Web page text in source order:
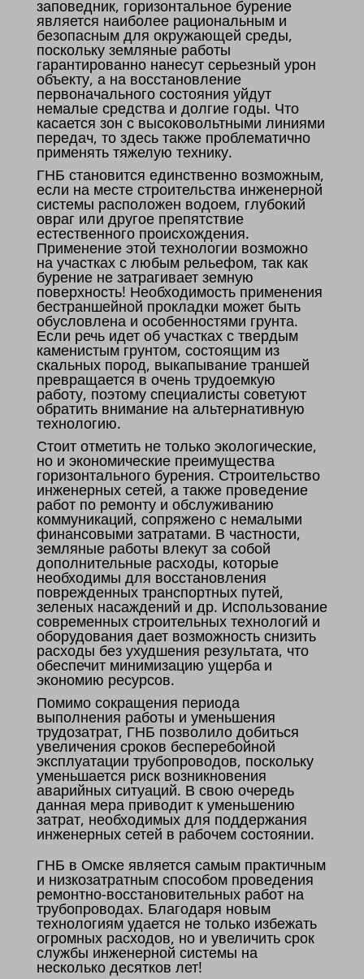
заповедник, горизонтальное бурение
является наиболее рациональным и
безопасным для окружающей среды,
поскольку земляные работы
гарантированно нанесут серьезный урон
объекту, а на восстановление
первоначального состояния уйдут
немалые средства и долгие годы. Что
касается зон с высоковольтными линиями
передач, то здесь также проблематично
применять тяжелую технику.
ГНБ становится единственно возможным,
если на месте строительства инженерной
системы расположен водоем, глубокий
овраг или другое препятствие
естественного происхождения.
Применение этой технологии возможно
на участках с любым рельефом, так как
бурение не затрагивает земную
поверхность! Необходимость применения
бестраншейной прокладки может быть
обусловлена и особенностями грунта.
Если речь идет об участках с твердым
каменистым грунтом, состоящим из
скальных пород, выкапывание траншей
превращается в очень трудоемкую
работу, поэтому специалисты советуют
обратить внимание на альтернативную
технологию.
Стоит отметить не только экологические,
но и экономические преимущества
горизонтального бурения. Строительство
инженерных сетей, а также проведение
работ по ремонту и обслуживанию
коммуникаций, сопряжено с немалыми
финансовыми затратами. В частности,
земляные работы влекут за собой
дополнительные расходы, которые
необходимы для восстановления
поврежденных транспортных путей,
зеленых насаждений и др. Использование
современных строительных технологий и
оборудования дает возможность снизить
расходы без ухудшения результата, что
обеспечит минимизацию ущерба и
экономию ресурсов.
Помимо сокращения периода
выполнения работы и уменьшения
трудозатрат, ГНБ позволило добиться
увеличения сроков бесперебойной
эксплуатации трубопроводов, поскольку
уменьшается риск возникновения
аварийных ситуаций. В свою очередь
данная мера приводит к уменьшению
затрат, необходимых для поддержания
инженерных сетей в рабочем состоянии.
ГНБ в Омске является самым практичным
и низкозатратным способом проведения
ремонтно-восстановительных работ на
трубопроводах. Благодаря новым
технологиям удается не только избежать
огромных расходов, но и увеличить срок
службы инженерной системы на
несколько десятков лет!